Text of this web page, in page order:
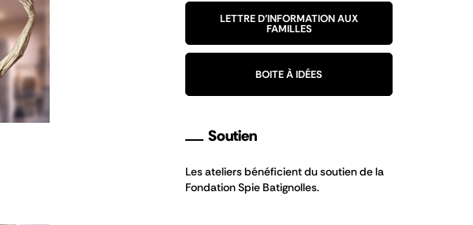
LETTRE D’INFORMATION AUX
FAMILLES
BOITE À IDÉES
Soutien
Les ateliers bénéficient du soutien de la
Fondation Spie Batignolles.